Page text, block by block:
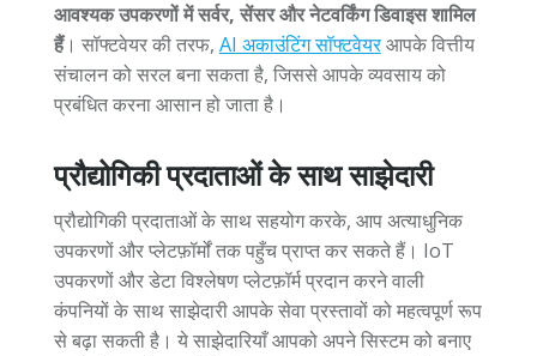
आवश्यक उपकरणों में सर्वर, सेंसर और नेटवर्किंग डिवाइस शामिल
हैं। सॉफ्टवेयर की तरफ, AI अकाउंटिंग सॉफ्टवेयरआपके वित्तीय
संचालन को सरल बना सकता है, जिससे आपके व्यवसाय को
प्रबंधित करना आसान हो जाता है।
प्रौद्योगिकी प्रदाताओं के साथ साझेदारी
प्रौद्योगिकी प्रदाताओं के साथ सहयोग करके, आप अत्याधुनिक
उपकरणों और प्लेटफ़ॉर्मों तक पहुँच प्राप्त कर सकते हैं। IoT
उपकरणों और डेटा विश्लेषण प्लेटफ़ॉर्म प्रदान करने वाली
कंपनियों के साथ साझेदारी आपके सेवा प्रस्तावों को महत्वपूर्ण रूप
से बढ़ा सकती है। ये साझेदारियाँ आपको अपने सिस्टम को बनाए